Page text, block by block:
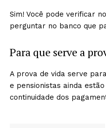
Sim! Você pode verificar
perguntar no banco que
Para que serve a
A prova de vida serve
e pensionistas ainda
continuidade dos